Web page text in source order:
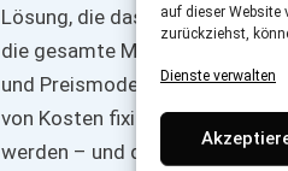
auf dieser Website
zurückziehst,
Dienste verwalten
Lösung, die das Problem
die gesamte
und Preismodelle müssten
von Kosten fixiert sein. Es
werden – und das mit